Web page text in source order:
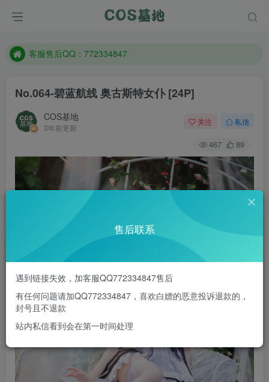
防失联：百度搜索《一七天佳》，实时查看最新站点。
遇到任何问题加客服QQ：772334847
No.064-碧蓝航线 奥古斯特女仆 [24P]
COS基地
3年前更新
关注 私信
467 89
售后联系
遇到链接失效，加客服QQ772334847售后
有任何问题请加QQ772334847，喜欢白嫖的恶意投诉退款的，
封号且不退款
站内私信看到会在第一时间处理